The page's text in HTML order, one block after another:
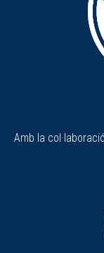
Amb la